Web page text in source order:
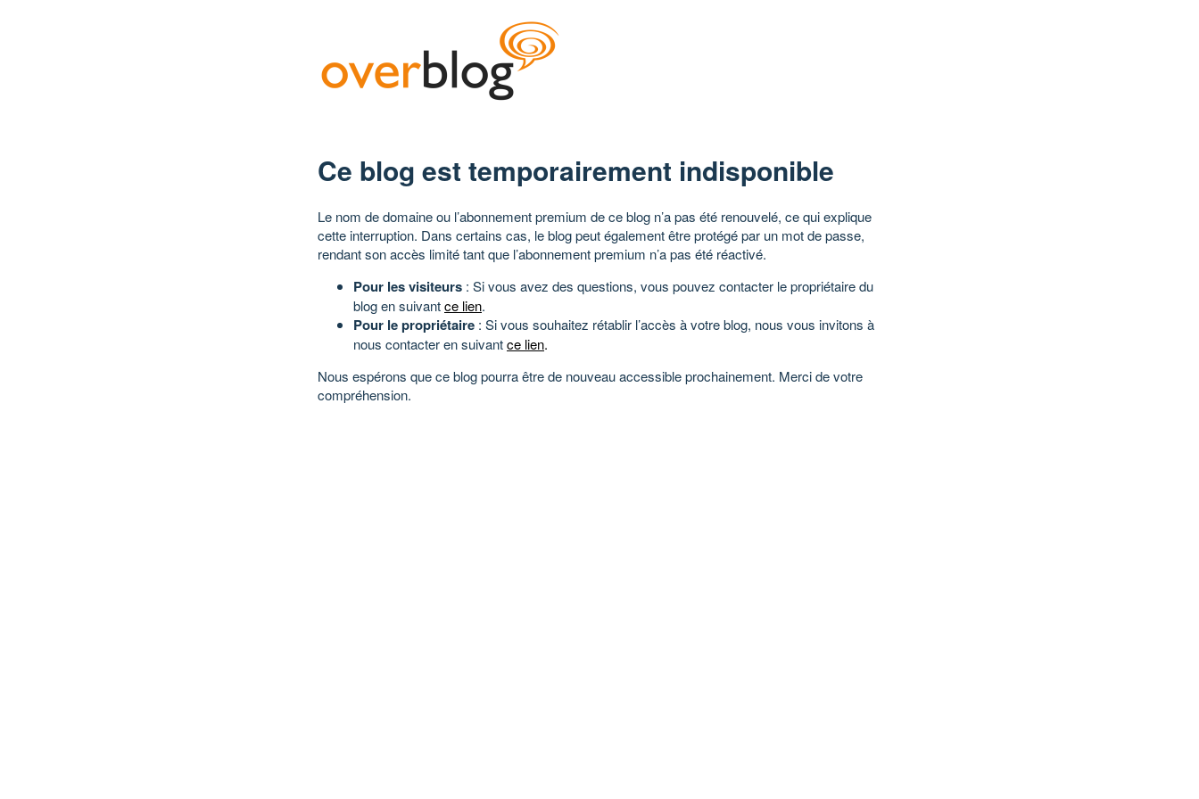
Ce blog est temporairement indisponible
Le nom de domaine ou l’abonnement premium de ce blog n’a pas été renouvelé, ce qui explique
cette interruption. Dans certains cas, le blog peut également être protégé par un mot de passe,
rendant son accès limité tant que l’abonnement premium n’a pas été réactivé.
Pour les visiteurs : Si vous avez des questions, vous pouvez contacter le propriétaire du
blog en suivantce lien.
Pour le propriétaire : Si vous souhaitez rétablir l’accès à votre blog, nous vous invitons à
nous contacter en suivantce lien.
Nous espérons que ce blog pourra être de nouveau accessible prochainement. Merci de votre
compréhension.